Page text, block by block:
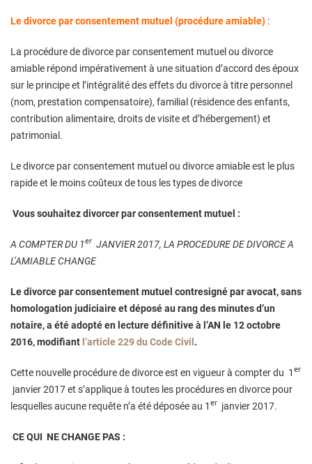
Le divorce par consentement mutuel (procédure amiable) :
La procédure de divorce par consentement mutuel ou divorce
amiable répond impérativement à une situation d’accord des époux
sur le principe et l’intégralité des effets du divorce à titre personnel
(nom, prestation compensatoire), familial (résidence des enfants,
contribution alimentaire, droits de visite et d’hébergement) et
patrimonial.
Le divorce par consentement mutuel ou divorce amiable est le plus
rapide et le moins coûteux de tous les types de divorce
Vous souhaitez divorcer par consentement mutuel :
A COMPTER DU 1er JANVIER 2017, LA PROCEDURE DE DIVORCE A
L’AMIABLE CHANGE
Le divorce par consentement mutuel contresigné par avocat, sans
homologation judiciaire et déposé au rang des minutes d’un
notaire, a été adopté en lecture définitive à l’AN le 12 octobre
2016, modifiant l’article 229 du Code Civil.
Cette nouvelle procédure de divorce est en vigueur à compter du 1 er
janvier 2017 et s’applique à toutes les procédures en divorce pour
lesquelles aucune requête n’a été déposée au 1 er janvier 2017.
CE QUI NE CHANGE PAS :